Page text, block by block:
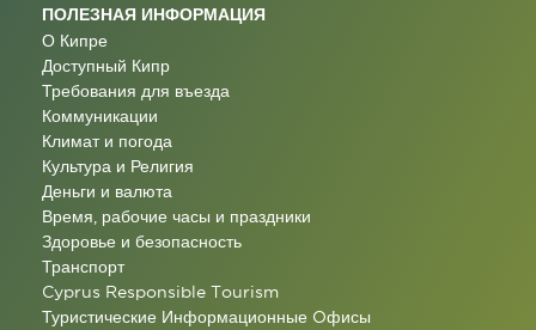
ПОЛЕЗНАЯ ИНФОРМАЦИЯ
О Кипре
Доступный Кипр
Требования для въезда
Коммуникации
Климат и погода
Культура и Религия
Деньги и валюта
Время, рабочие часы и праздники
Здоровье и безопасность
Транспорт
Cyprus Responsible Tourism
Туристические Информационные Oфисы